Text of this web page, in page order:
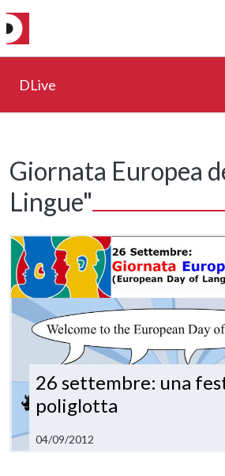
DLive
Giornata Europea
Lingue"
26 settembre: una
poliglotta
04/09/2012